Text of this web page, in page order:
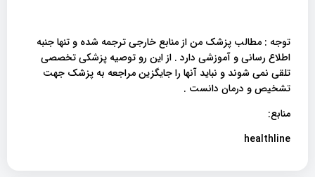
توجه : مطالب پزشک من از منابع خارجی ترجمه شده و تنها جنبه
اطلاع رسانی و آموزشی دارد . از این رو توصیه پزشکی تخصصی
تلقی نمی شوند و نباید آنها را جایگزین مراجعه به پزشک جهت
تشخیص و درمان دانست .
منابع:
healthline